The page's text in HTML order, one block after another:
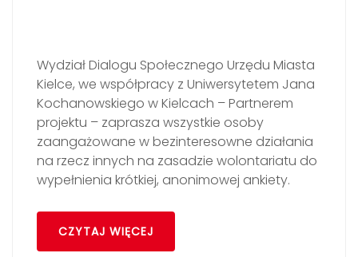
Wydział Dialogu Społecznego Urzędu Miasta
Kielce, we współpracy z Uniwersytetem Jana
Kochanowskiego w Kielcach – Partnerem
projektu – zaprasza wszystkie osoby
zaangażowane w bezinteresowne działania
na rzecz innych na zasadzie wolontariatu do
wypełnienia krótkiej, anonimowej ankiety.
CZYTAJ WIĘCEJ